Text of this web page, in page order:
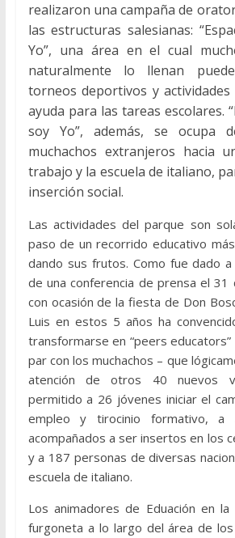
realizaron una campaña de
las estructuras salesianas:
Yo”, una área en el cual
naturalmente lo llenan
torneos deportivos y
ayuda para las tareas escolares.
soy Yo”, además, se ocupa
muchachos extranjeros hacia
trabajo y la escuela de italiano,
inserción social.
Las actividades del parque son
paso de un recorrido educativo
dando sus frutos. Como fue dado
de una conferencia de prensa el 31
con ocasión de la fiesta de Don
Luis en estos 5 años ha
transformarse en “peers educators”
par con los muchachos – que
atención de otros 40 nuevos
permitido a 26 jóvenes iniciar el
empleo y tirocinio formativo, a
acompañados a ser insertos en los
y a 187 personas de diversas
escuela de italiano.
Los animadores de Eduación en la
furgoneta a lo largo del área de